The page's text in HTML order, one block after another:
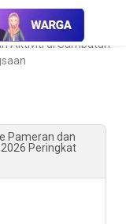
Walkabout
Aktiviti di Sambutan
Pameran dan
Peringkat